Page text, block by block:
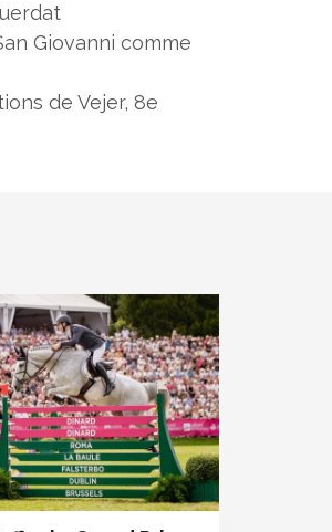
Giovanni comme
de Vejer, 8e